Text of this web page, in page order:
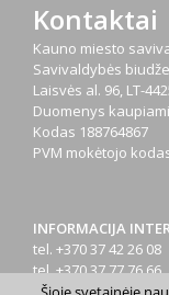
Kontaktai
Kauno miesto
Savivaldybės
Laisvės al. 96, LT-
Duomenys
Kodas 188764867
PVM mokėtojo
INFORMACIJA
tel. +370 37 42 26 08
tel. +370 37 77 76 66
tel. +370 660 07000